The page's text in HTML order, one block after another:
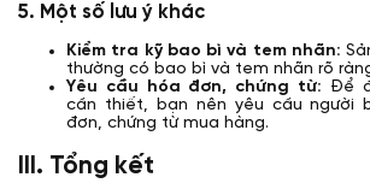
5. Một số lưu ý khác
Kiểm tra kỹ bao bì và tem nhãn:
thường có bao bì và tem nhãn rõ
Yêu cầu hóa đơn, chứng từ: Để
cần thiết, bạn nên yêu cầu người
đơn, chứng từ mua hàng.
III. Tổng kết